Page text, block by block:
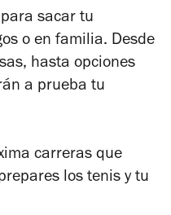
sacar tu
o en familia. Desde
hasta opciones
a prueba tu
carreras que
los tenis y tu